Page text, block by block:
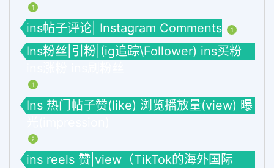
1
ins帖子评论| Instagram Comments 1
Ins粉丝|引粉|(ig追踪\Follower) ins买粉
1
Ins 热门帖子赞(like) 浏览播放量(view) 曝
2
ins reels 赞|view（TikTok的海外国际